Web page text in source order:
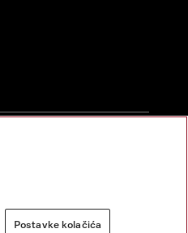
Postavke kolačića